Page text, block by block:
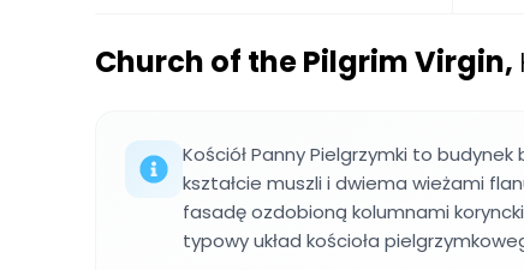
Church of the Pilgrim Virgin,
Kościół Panny Pielgrzymki to
kształcie muszli i dwiema wieżami
fasadę ozdobioną kolumnami
typowy układ kościoła